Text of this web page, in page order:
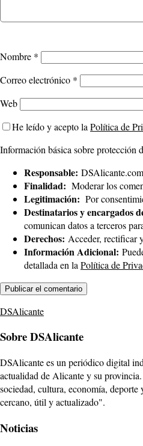
Nombre *
Correo electrónico *
Web
He leído y acepto la Política de
Información básica sobre protección
Responsable:
Finalidad: Moderar los
Legitimación: Por
Destinatarios y encargados
comunican datos a terceros
Derechos: Acceder, rectificar
Información Adicional:
detallada en la Política de
DSAlicante
Sobre DSAlicante
DSAlicante es un periódico digital
actualidad de Alicante y su
sociedad, cultura, economía,
cercano, útil y actualizado".
Noticias